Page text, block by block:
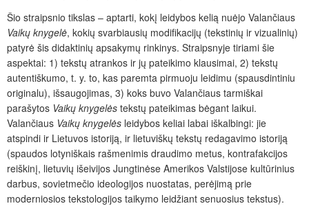
Šio straipsnio tikslas – aptarti, kokį leidybos kelią nuėjo Valančiaus
Vaikų knygelė, kokių svarbiausių modifikacijų (tekstinių ir vizualinių)
patyrė šis didaktinių apsakymų rinkinys. Straipsnyje tiriami šie
aspektai: 1) tekstų atrankos ir jų pateikimo klausimai, 2) tekstų
autentiškumo, t. y. to, kas paremta pirmuoju leidimu (spausdintiniu
originalu), išsaugojimas, 3) koks buvo Valančiaus tarmiškai
parašytos Vaikų knygelės tekstų pateikimas bėgant laikui.
Valančiaus Vaikų knygelės leidybos keliai labai iškalbingi: jie
atspindi ir Lietuvos istoriją, ir lietuviškų tekstų redagavimo istoriją
(spaudos lotyniškais rašmenimis draudimo metus, kontrafakcijos
reiškinį, lietuvių išeivijos Jungtinėse Amerikos Valstijose kultūrinius
darbus, sovietmečio ideologijos nuostatas, perėjimą prie
moderniosios tekstologijos taikymo leidžiant senuosius tekstus).